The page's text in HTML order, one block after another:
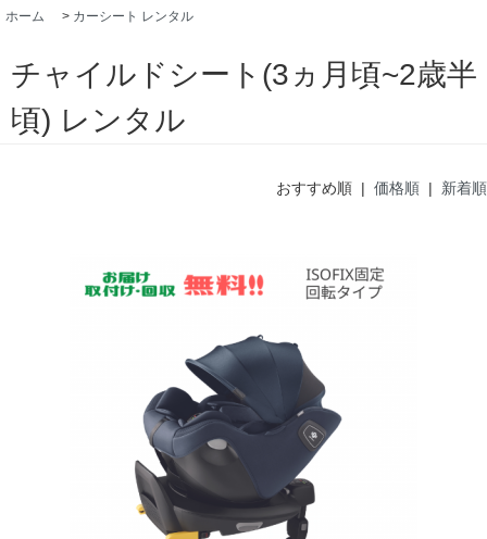
ホーム > カーシート レンタル
チャイルドシート(3ヵ月頃~2歳半
頃) レンタル
おすすめ順 | 価格順 | 新着順